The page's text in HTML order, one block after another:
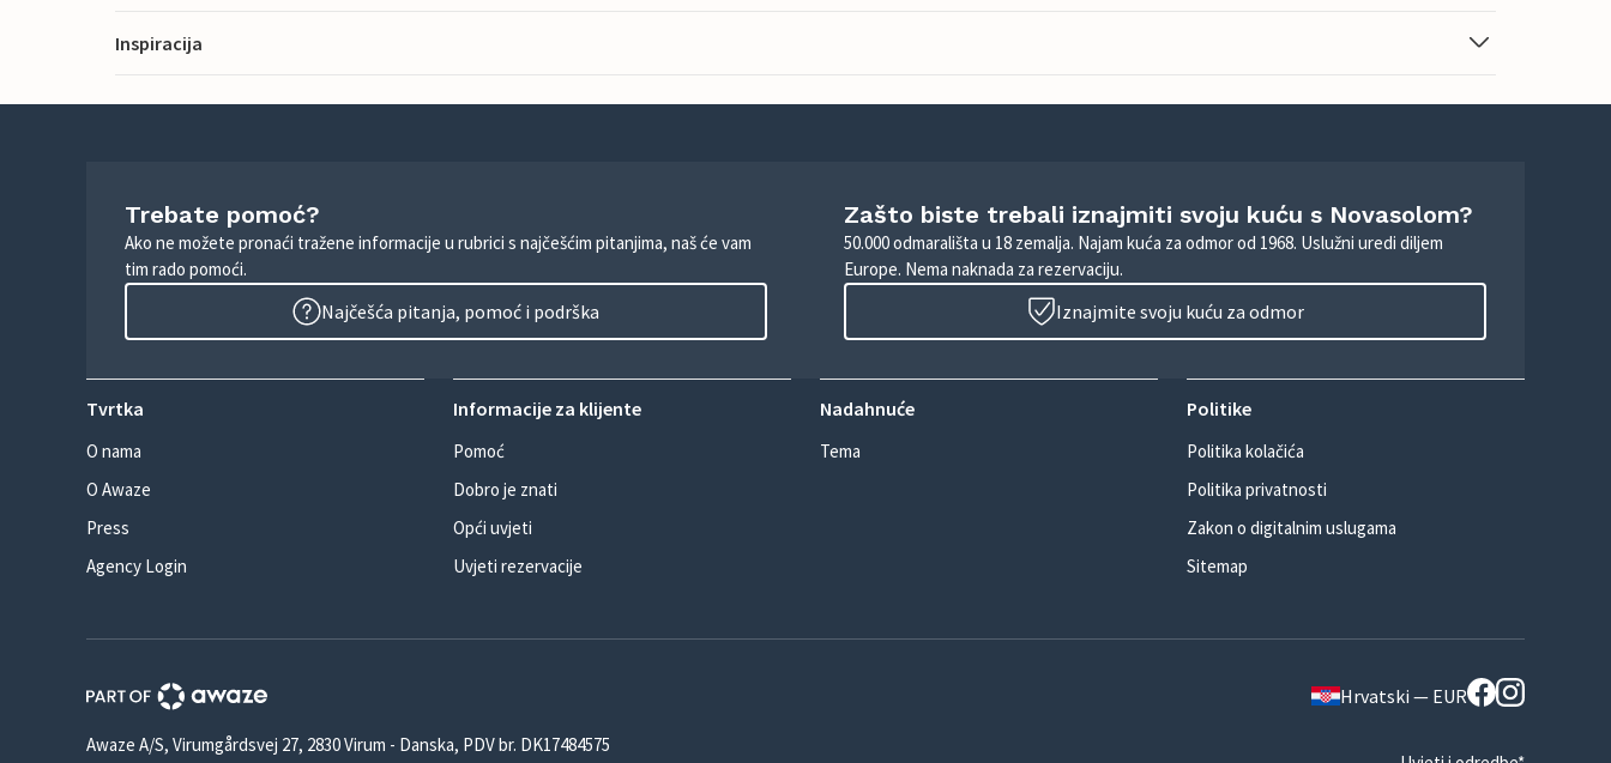
Inspiracija
Trebate pomoć?
Ako ne možete pronaći tražene informacije u rubrici s najčešćim pitanjima, naš će vam
tim rado pomoći.
Najčešća pitanja, pomoć i podrška
Zašto biste trebali iznajmiti svoju kuću s Novasolom?
50.000 odmarališta u 18 zemalja. Najam kuća za odmor od 1968. Uslužni uredi diljem
Europe. Nema naknada za rezervaciju.
Iznajmite svoju kuću za odmor
Tvrtka
O nama
O Awaze
Press
Agency Login
Informacije za klijente
Pomoć
Dobro je znati
Opći uvjeti
Uvjeti rezervacije
Nadahnuće
Tema
Politike
Politika kolačića
Politika privatnosti
Zakon o digitalnim uslugama
Sitemap
Hrvatski — EUR
Awaze A/S, Virumgårdsvej 27, 2830 Virum - Danska, PDV br. DK17484575